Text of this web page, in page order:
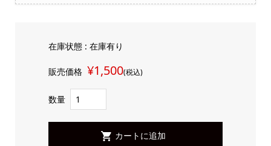
在庫状態 : 在庫有り
販売価格 ¥1,500(税込)
数量